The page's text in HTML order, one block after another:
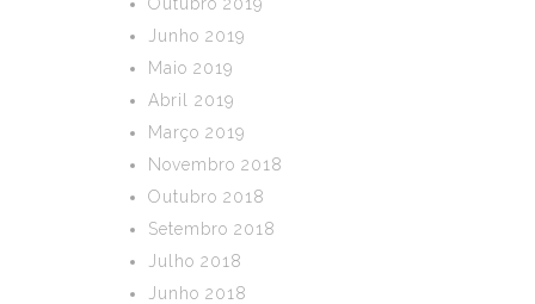
Junho 2019
Maio 2019
Abril 2019
Março 2019
Novembro 2018
Outubro 2018
Setembro 2018
Julho 2018
Junho 2018